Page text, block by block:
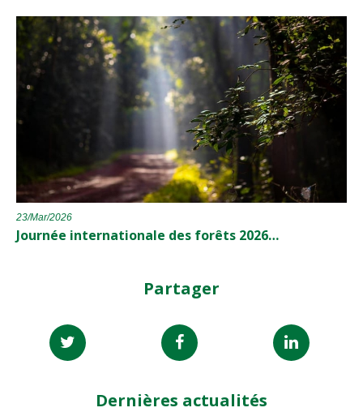
23/Mar/2026
Journée internationale des forêts 2026…
Partager
Dernières actualités